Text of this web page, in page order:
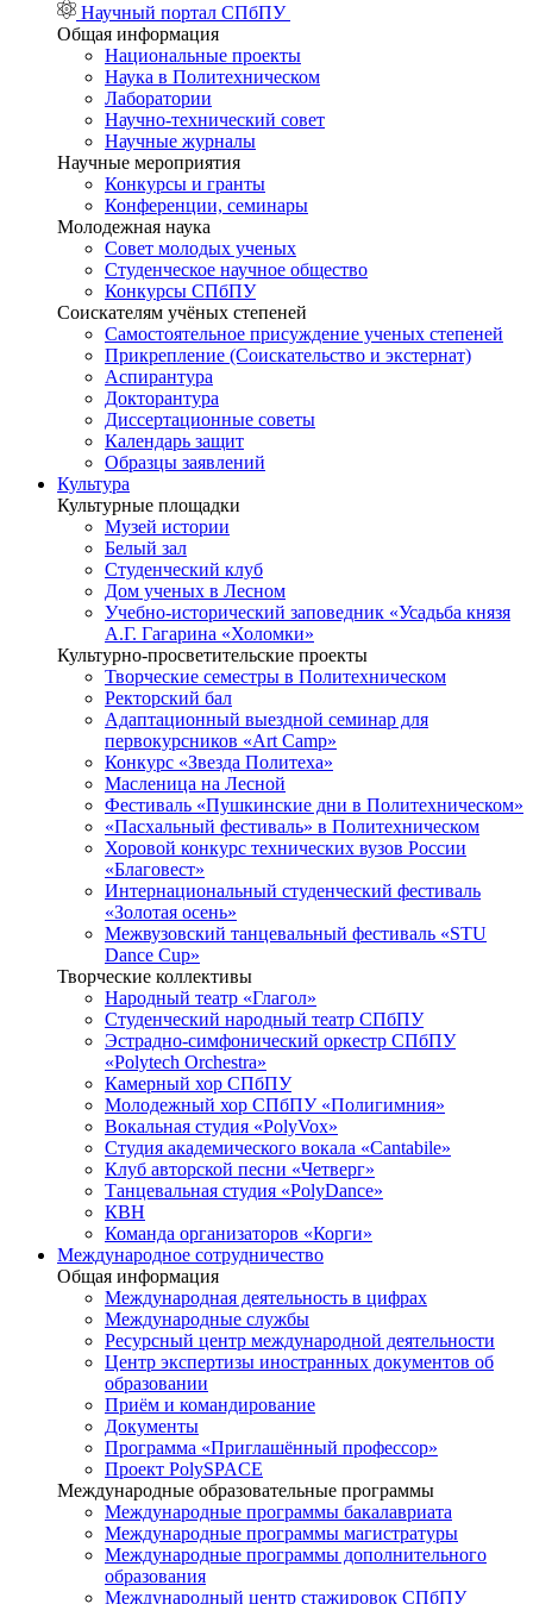
Научный портал СПбПУ
Общая информация
Национальные проекты
Наука в Политехническом
Лаборатории
Научно-технический совет
Научные журналы
Научные мероприятия
Конкурсы и гранты
Конференции, семинары
Молодежная наука
Совет молодых ученых
Студенческое научное общество
Конкурсы СПбПУ
Соискателям учёных степеней
Самостоятельное присуждение ученых степеней
Прикрепление (Соискательство и экстернат)
Аспирантура
Докторантура
Диссертационные советы
Календарь защит
Образцы заявлений
Культура
Культурные площадки
Музей истории
Белый зал
Студенческий клуб
Дом ученых в Лесном
Учебно-исторический заповедник «Усадьба князя
А.Г. Гагарина «Холомки»
Культурно-просветительские проекты
Творческие семестры в Политехническом
Ректорский бал
Адаптационный выездной семинар для
первокурсников «Art Camp»
Конкурс «Звезда Политеха»
Масленица на Лесной
Фестиваль «Пушкинские дни в Политехническом»
«Пасхальный фестиваль» в Политехническом
Хоровой конкурс технических вузов России
«Благовест»
Интернациональный студенческий фестиваль
«Золотая осень»
Межвузовский танцевальный фестиваль «STU
Dance Cup»
Творческие коллективы
Народный театр «Глагол»
Студенческий народный театр СПбПУ
Эстрадно-симфонический оркестр СПбПУ
«Polytech Orchestra»
Камерный хор СПбПУ
Молодежный хор СПбПУ «Полигимния»
Вокальная студия «PolyVox»
Студия академического вокала «Cantabile»
Клуб авторской песни «Четверг»
Танцевальная студия «PolyDance»
КВН
Команда организаторов «Корги»
Международное сотрудничество
Общая информация
Международная деятельность в цифрах
Международные службы
Ресурсный центр международной деятельности
Центр экспертизы иностранных документов об
образовании
Приём и командирование
Документы
Программа «Приглашённый профессор»
Проект PolySPACE
Международные образовательные программы
Международные программы бакалавриата
Международные программы магистратуры
Международные программы дополнительного
образования
Международный центр стажировок СПбПУ